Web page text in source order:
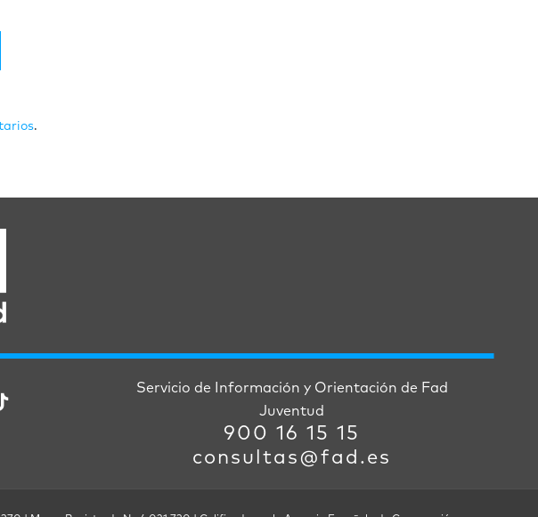
.
Servicio de Información y Orientación de Fad
Juventud
900 16 15 15
consultas@fad.es